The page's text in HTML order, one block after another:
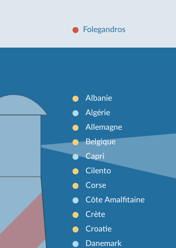
Folegandros
Albanie
Algérie
Allemagne
Belgique
Capri
Cilento
Corse
Côte Amalfitaine
Crète
Croatie
Danemark